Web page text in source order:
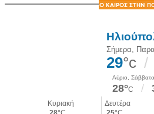
Ο ΚΑΙΡΟΣ ΣΤΗΝ